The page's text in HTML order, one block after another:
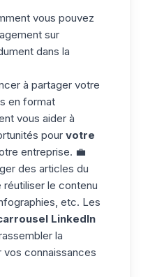
vous pouvez
sur
dans la
à partager votre
en format
vous aider à
pour votre
entreprise. 💼
des articles du
le contenu
etc. Les
LinkedIn
la
connaissances